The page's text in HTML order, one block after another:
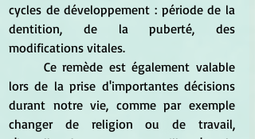
cycles de développement : période de la
dentition, de la puberté, des
modifications vitales.
lors de la prise d'importantes décisions
durant notre vie, comme par exemple
changer de religion ou de travail,